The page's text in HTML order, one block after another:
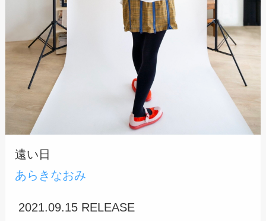
遠い日
あらきなおみ
2021.09.15 RELEASE